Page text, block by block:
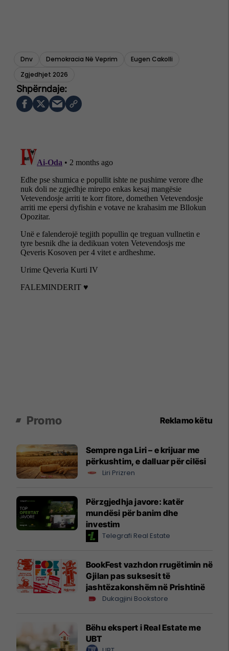
Dnv Demokracia Në Veprim
Eugen Cakolli
Zgjedhjet 2026
Promo Reklamo këtu
Sempre nga Liri – e krijuar me
përkushtim, e dalluar për cilësi
Liri Prizren
Përzgjedhja javore: katër
mundësi për banim dhe
investim
Telegrafi Real Estate
BookFest vazhdon rrugëtimin në
Gjilan pas suksesit të
jashtëzakonshëm në Prishtinë
Dukagjini Bookstore
Bëhu ekspert i Real Estate me
UBT